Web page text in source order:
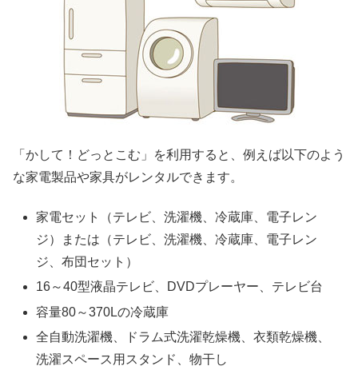
「かして！どっとこむ」を利用すると、例えば以下のよう
な家電製品や家具がレンタルできます。
家電セット（テレビ、洗濯機、冷蔵庫、電子レン
ジ）または（テレビ、洗濯機、冷蔵庫、電子レン
ジ、布団セット）
16～40型液晶テレビ、DVDプレーヤー、テレビ台
容量80～370Lの冷蔵庫
全自動洗濯機、ドラム式洗濯乾燥機、衣類乾燥機、
洗濯スペース用スタンド、物干し